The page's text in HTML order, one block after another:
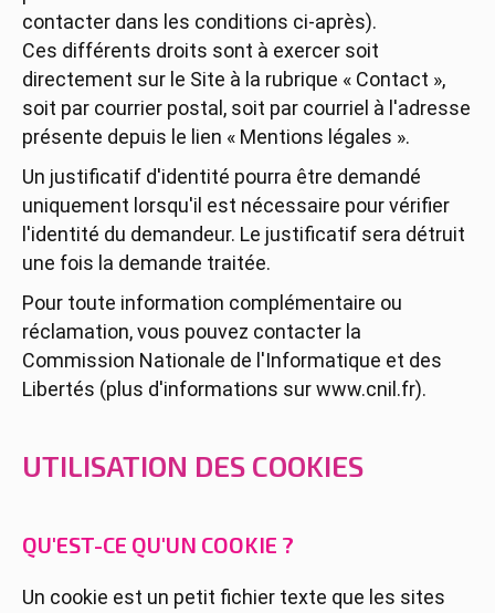
contacter dans les conditions ci-après).
Ces différents droits sont à exercer soit
directement sur le Site à la rubrique « Contact »,
soit par courrier postal, soit par courriel à l'adresse
présente depuis le lien « Mentions légales ».
Un justificatif d'identité pourra être demandé
uniquement lorsqu'il est nécessaire pour vérifier
l'identité du demandeur. Le justificatif sera détruit
une fois la demande traitée.
Pour toute information complémentaire ou
réclamation, vous pouvez contacter la
Commission Nationale de l'Informatique et des
Libertés (plus d'informations sur www.cnil.fr).
UTILISATION DES COOKIES
QU'EST-CE QU'UN COOKIE ?
Un cookie est un petit fichier texte que les sites